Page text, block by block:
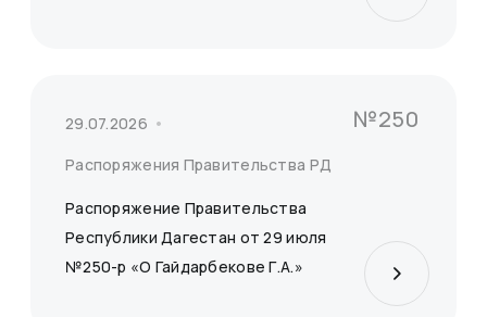
29.07.2026
Распоряжения Правительства РД
№250
Распоряжение Правительства
Республики Дагестан от 29 июля
№250-р «О Гайдарбекове Г.А.»